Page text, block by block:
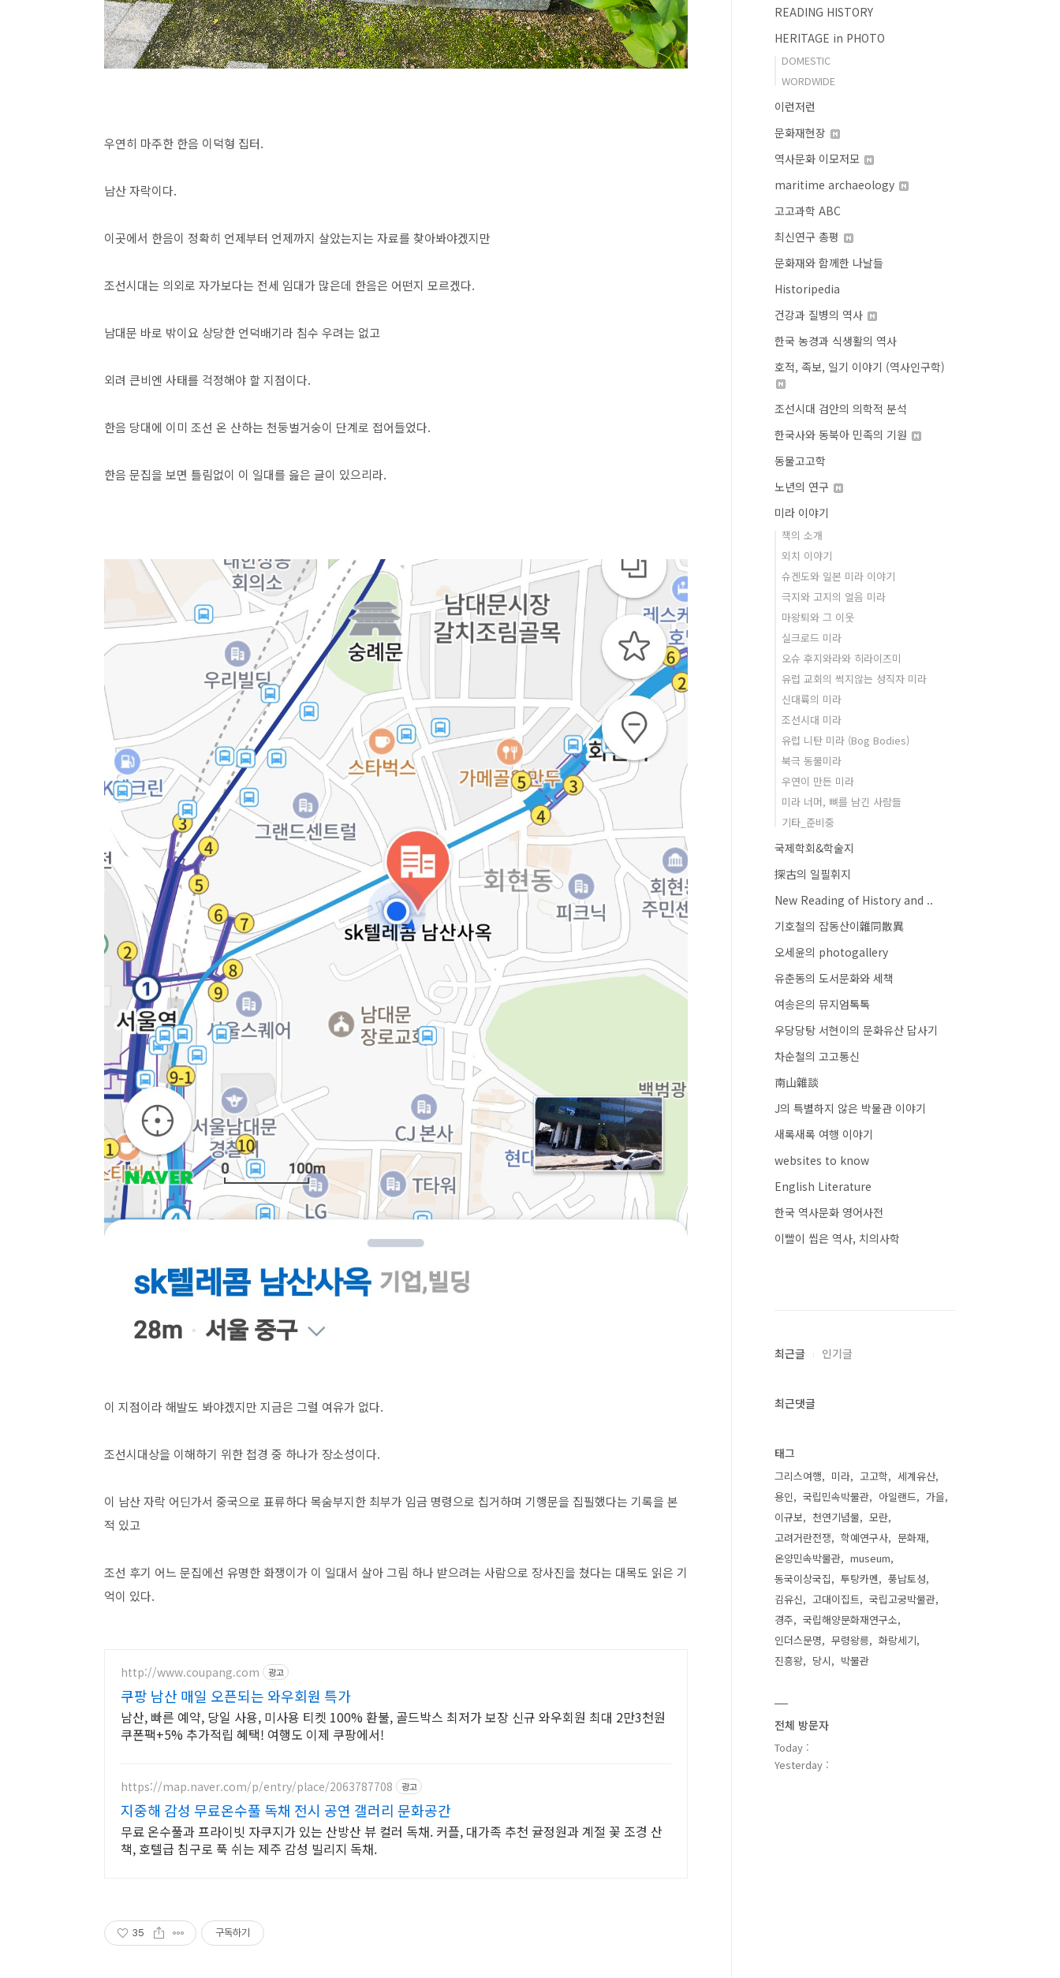
우연히 마주한 한음 이덕형 집터.
남산 자락이다.
이곳에서 한음이 정확히 언제부터 언제까지 살았는지는 자료를 찾아봐야겠지만
조선시대는 의외로 자가보다는 전세 임대가 많은데 한음은 어떤지 모르겠다.
남대문 바로 밖이요 상당한 언덕배기라 침수 우려는 없고
외려 큰비엔 사태를 걱정해야 할 지점이다.
한음 당대에 이미 조선 온 산하는 천둥벌거숭이 단계로 접어들었다.
한음 문집을 보면 틀림없이 이 일대를 읊은 글이 있으리라.
이 지점이라 해발도 봐야겠지만 지금은 그럴 여유가 없다.
조선시대상을 이해하기 위한 첩경 중 하나가 장소성이다.
이 남산 자락 어딘가서 중국으로 표류하다 목숨부지한 최부가 임금 명령으로 칩거하며 기행문을 집필했다는 기록을 본
적 있고
조선 후기 어느 문집에선 유명한 화쟁이가 이 일대서 살아 그림 하나 받으려는 사람으로 장사진을 쳤다는 대목도 읽은 기
억이 있다.
http://www.coupang.com 광고
쿠팡 남산 매일 오픈되는 와우회원 특가
남산, 빠른 예약, 당일 사용, 미사용 티켓 100% 환불, 골드박스 최저가 보장 신규 와우회원 최대 2만3천원
쿠폰팩+5% 추가적립 혜택! 여행도 이제 쿠팡에서!
https://map.naver.com/p/entry/place/2063787708 광고
지중해 감성 무료온수풀 독채 전시 공연 갤러리 문화공간
무료 온수풀과 프라이빗 자쿠지가 있는 산방산 뷰 컬러 독채. 커플, 대가족 추천 귤정원과 계절 꽃 조경 산
책, 호텔급 침구로 푹 쉬는 제주 감성 빌리지 독채.
35 구독하기
READING HISTORY
HERITAGE in PHOTO
DOMESTIC
WORDWIDE
이런저런
문화재현장
역사문화 이모저모
maritime archaeology
고고과학 ABC
최신연구 총평
문화재와 함께한 나날들
Historipedia
건강과 질병의 역사
한국 농경과 식생활의 역사
호적, 족보, 일기 이야기 (역사인구학)
조선시대 검안의 의학적 분석
한국사와 동북아 민족의 기원
동물고고학
노년의 연구
미라 이야기
책의 소개
외치 이야기
슈겐도와 일본 미라 이야기
극지와 고지의 얼음 미라
마왕퇴와 그 이웃
실크로드 미라
오슈 후지와라와 히라이즈미
유럽 교회의 썩지않는 성직자 미라
신대륙의 미라
조선시대 미라
유럽 니탄 미라 (Bog Bodies)
북극 동물미라
우연이 만든 미라
미라 너머, 뼈를 남긴 사람들
기타_준비중
국제학회&학술지
探古의 일필휘지
New Reading of History and ..
기호철의 잡동산이雜同散異
오세윤의 photogallery
유춘동의 도서문화와 세책
여송은의 뮤지엄톡톡
우당당탕 서현이의 문화유산 답사기
차순철의 고고통신
南山雜談
J의 특별하지 않은 박물관 이야기
새록새록 여행 이야기
websites to know
English Literature
한국 역사문화 영어사전
이빨이 씹은 역사, 치의사학
최근글 인기글
최근댓글
태그
그리스여행 미라 고고학
세계유산
용인
국립민속박물관 아일랜드
가을
이규보
천연기념물
모란
고려거란전쟁
학예연구사
문화재
온양민속박물관
museum
동국이상국집
투탕카멘
풍납토성
김유신
고대이집트
국립고궁박물관
경주
국립해양문화재연구소
인더스문명
무령왕릉
화랑세기
진흥왕
당시 박물관
전체 방문자
Today :
Yesterday :